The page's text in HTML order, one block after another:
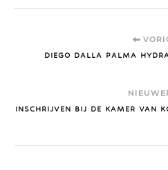
DIEGO DALLA PALMA
INSCHRIJVEN BIJ DE KAMER VAN